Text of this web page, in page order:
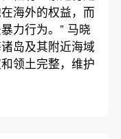
海外的权益，而
力行为。” 马晓
岛及其附近海域
领土完整，维护